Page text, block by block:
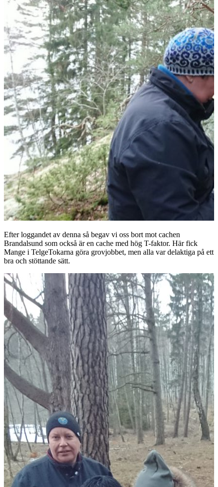
Efter loggandet av denna så begav vi oss bort mot cachen
Brandalsund som också är en cache med hög T-faktor. Här fick
Mange i TelgeTokarna göra grovjobbet, men alla var delaktiga på ett
bra och stöttande sätt.